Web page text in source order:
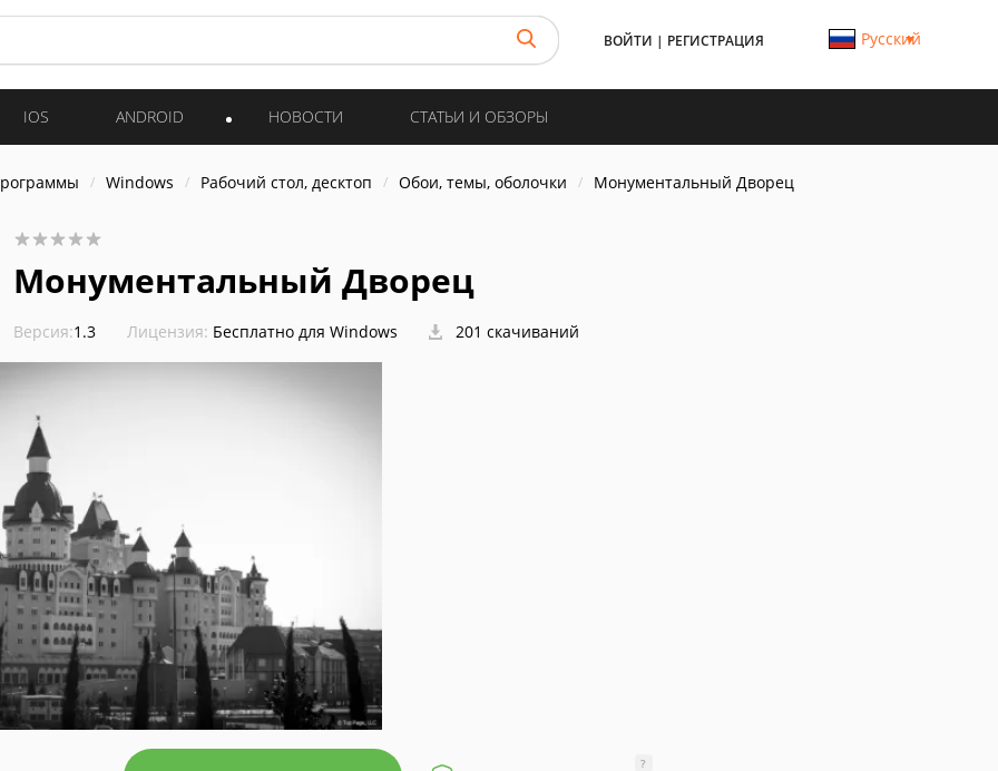
ВОЙТИ | РЕГИСТРАЦИЯ Русский
IOS ANDROID НОВОСТИ СТАТЬИ И ОБЗОРЫ
Windows Рабочий стол, десктоп Обои, темы, оболочки Монументальный Дворец
Монументальный Дворец
Версия:1.3 Лицензия: Бесплатно для Windows 201 скачиваний
?